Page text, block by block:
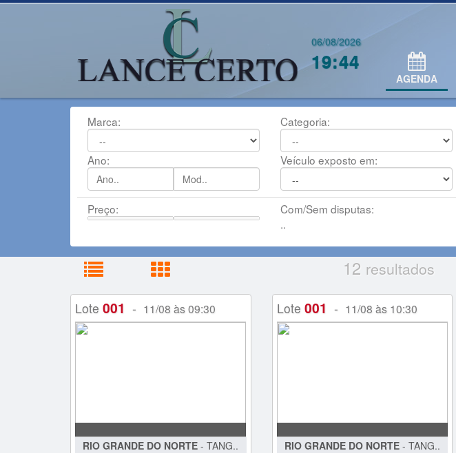
06/08/2026
19:44
AGENDA
Marca:
Ano:
Categoria:
Veículo exposto em:
Preço:
Com/Sem disputas:
..
12 resultados
Lote 001 - 11/08 às 09:30
RIO GRANDE DO NORTE - TANG..
Lote 001 - 11/08 às 10:30
RIO GRANDE DO NORTE- TANG..